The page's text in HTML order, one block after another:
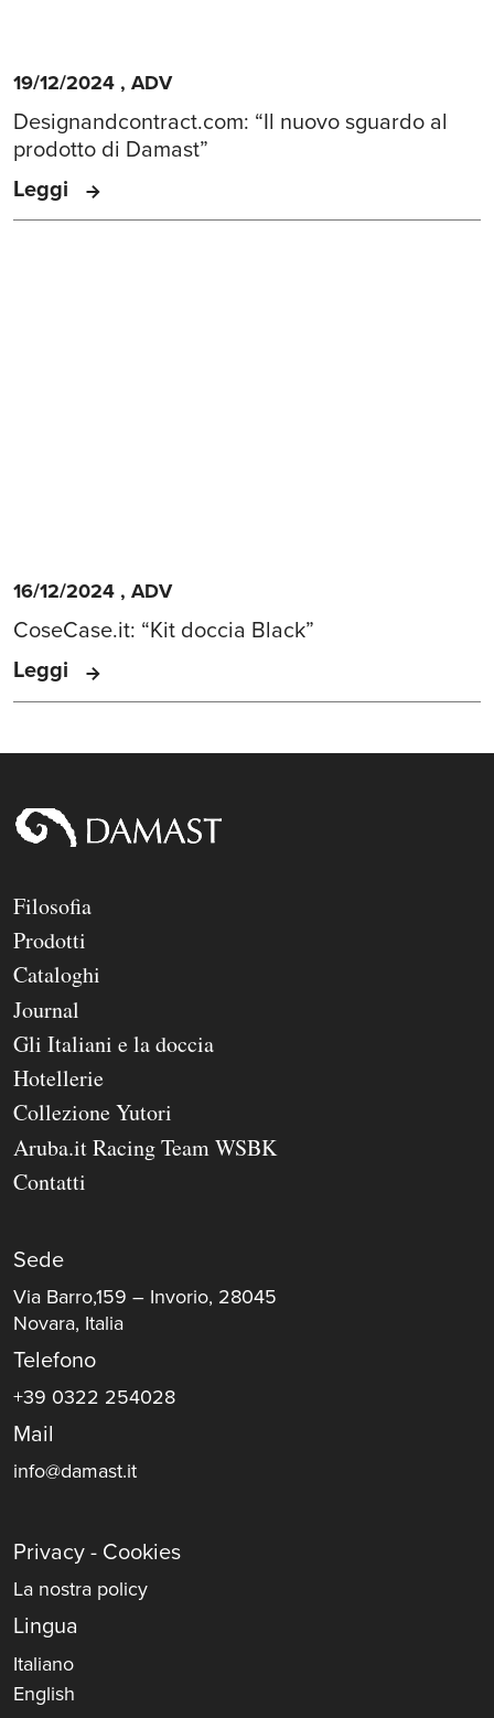
19/12/2024 , ADV
Designandcontract.com: “Il nuovo sguardo al
prodotto di Damast”
Leggi
16/12/2024 , ADV
CoseCase.it: “Kit doccia Black”
Leggi
Filosofia
Prodotti
Cataloghi
Journal
Gli Italiani e la doccia
Hotellerie
Collezione Yutori
Aruba.it Racing Team WSBK
Contatti
Sede
Via Barro,159 – Invorio, 28045
Novara, Italia
Telefono
+39 0322 254028
Mail
info@damast.it
Privacy - Cookies
La nostra policy
Lingua
Italiano
English